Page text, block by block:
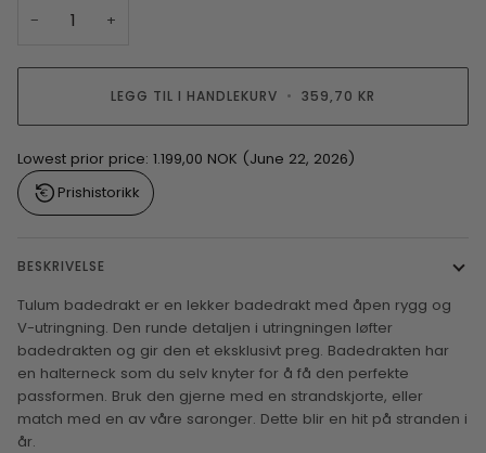
− +
LEGG TIL I HANDLEKURV • 359,70 KR
Lowest prior price: 1.199,00 NOK (June 22, 2026)
Prishistorikk
BESKRIVELSE
Tulum badedrakt er en lekker badedrakt med åpen rygg og
V-utringning. Den runde detaljen i utringningen løfter
badedrakten og gir den et eksklusivt preg. Badedrakten har
en halterneck som du selv knyter for å få den perfekte
passformen. Bruk den gjerne med en strandskjorte, eller
match med en av våre saronger. Dette blir en hit på stranden i
år.